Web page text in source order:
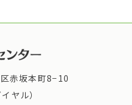
赤坂本町8−10
ヤル）